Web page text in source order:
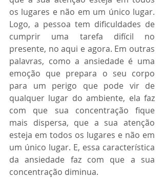
os lugares e não em um único lugar.
Logo, a pessoa tem dificuldades de
cumprir uma tarefa difícil no
presente, no aqui e agora. Em outras
palavras, como a ansiedade é uma
emoção que prepara o seu corpo
para um perigo que pode vir de
qualquer lugar do ambiente, ela faz
com que sua concentração fique
mais dispersa, que a sua atenção
esteja em todos os lugares e não em
um único lugar. E, essa característica
da ansiedade faz com que a sua
concentração diminua.